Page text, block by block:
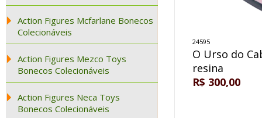
Action Figures Mcfarlane Bonecos
Colecionáveis
Action Figures Mezco Toys
Bonecos Colecionáveis
Action Figures Neca Toys
Bonecos Colecionáveis
24595
O Urso do
resina
R$ 300,00